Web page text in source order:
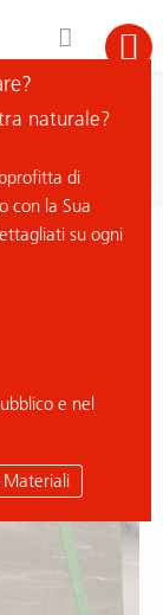
% Deal
naturale?
di
con la Sua
su ogni
e nel